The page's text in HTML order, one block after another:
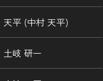
天平 (中村 天平)
土岐 研一